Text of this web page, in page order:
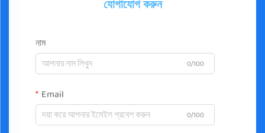
যোগাযোগ করুন
নাম
0/100
Email
0/100